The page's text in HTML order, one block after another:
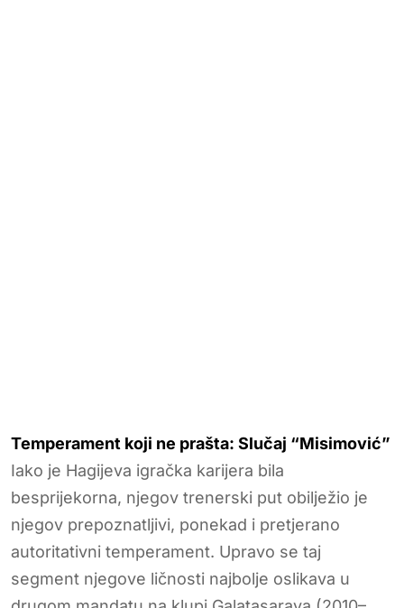
Temperament koji ne prašta: Slučaj “Misimović”
Iako je Hagijeva igračka karijera bila
besprijekorna, njegov trenerski put obilježio je
njegov prepoznatljivi, ponekad i pretjerano
autoritativni temperament. Upravo se taj
segment njegove ličnosti najbolje oslikava u